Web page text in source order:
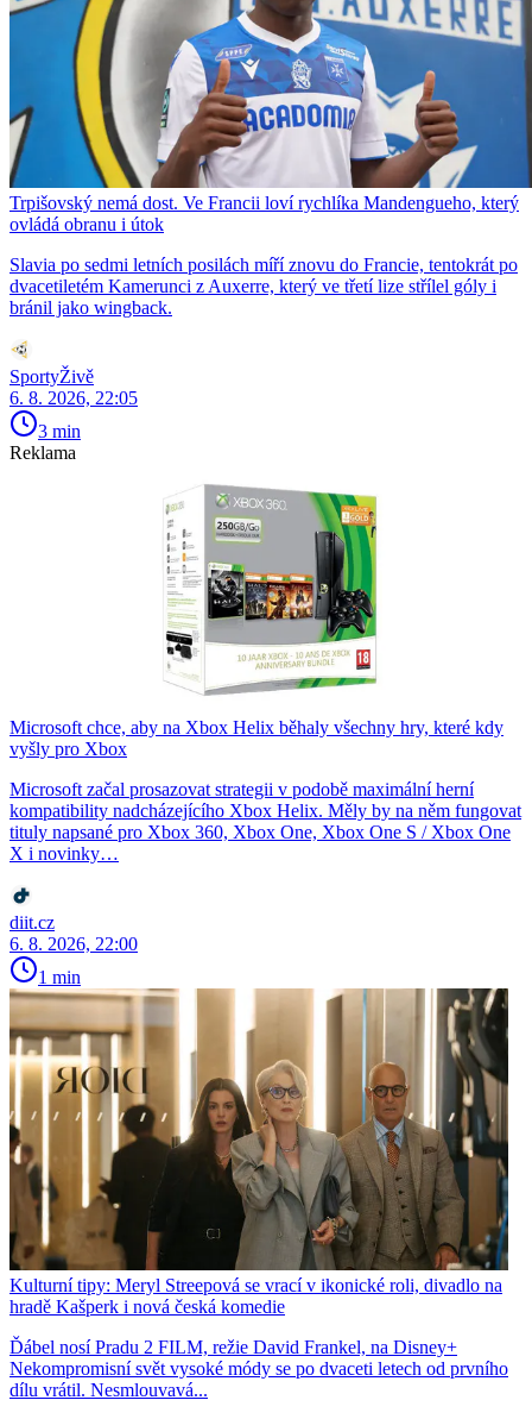
Trpišovský nemá dost. Ve Francii loví rychlíka Mandengueho, který
ovládá obranu i útok
Slavia po sedmi letních posilách míří znovu do Francie, tentokrát po
dvacetiletém Kamerunci z Auxerre, který ve třetí lize střílel góly i
bránil jako wingback.
SportyŽivě
6. 8. 2026, 22:05
3 min
Reklama
Microsoft chce, aby na Xbox Helix běhaly všechny hry, které kdy
vyšly pro Xbox
Microsoft začal prosazovat strategii v podobě maximální herní
kompatibility nadcházejícího Xbox Helix. Měly by na něm fungovat
tituly napsané pro Xbox 360, Xbox One, Xbox One S / Xbox One
X i novinky…
diit.cz
6. 8. 2026, 22:00
1 min
Kulturní tipy: Meryl Streepová se vrací v ikonické roli, divadlo na
hradě Kašperk i nová česká komedie
Ďábel nosí Pradu 2 FILM, režie David Frankel, na Disney+
Nekompromisní svět vysoké módy se po dvaceti letech od prvního
dílu vrátil. Nesmlouvavá...